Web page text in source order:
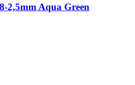
2,5mm Aqua Green